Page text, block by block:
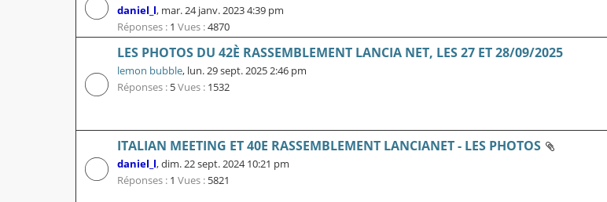
daniel_l, mar. 24 janv. 2023 4:39 pm
Réponses : 1 Vues :4870
LES PHOTOS DU 42È RASSEMBLEMENT LANCIA NET, LES 27 ET 28/09/2025
lemon bubble, lun. 29 sept. 2025 2:46 pm
Réponses : 5Vues : 1532
ITALIAN MEETING ET 40E RASSEMBLEMENT LANCIANET - LES PHOTOS
daniel_l,dim. 22 sept. 2024 10:21 pm
Réponses : 1 Vues : 5821